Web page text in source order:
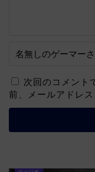
次回のコメント
前、メールアドレス